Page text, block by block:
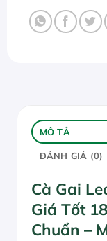
MÔ TẢ
ĐÁNH GIÁ (0)
Cà Gai
Giá Tốt
Chuẩn –